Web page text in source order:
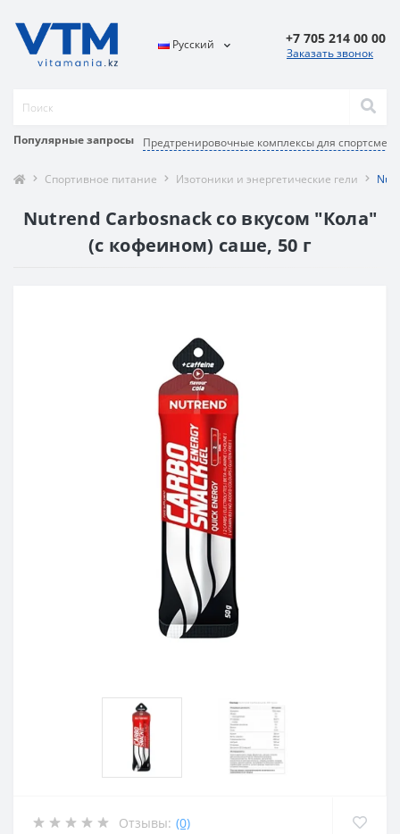
Популярные запросы Предтренировочные комплексы для
Русский +7 705 214 00 00
Заказать звонок
Спортивное питание Изотоники и энергетические гели
Nutrend Carbosnack со вкусом "Кола"
(с кофеином) саше, 50 г
Отзывы: (0)